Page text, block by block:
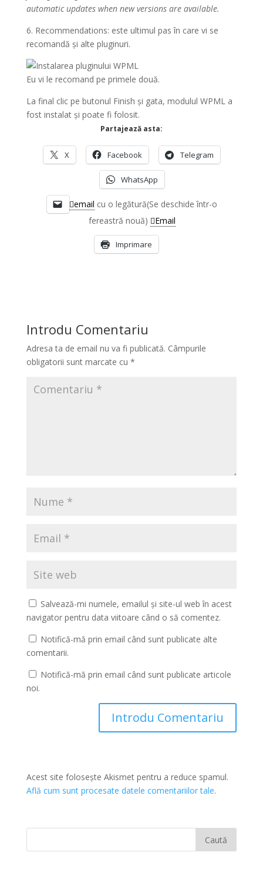
automatic updates when new versions are available.
6. Recommendations: este ultimul pas în care vi se
recomandă și alte pluginuri.
Eu vi le recomand pe primele două.
La final clic pe butonul Finish și gata, modulul WPML a
fost instalat și poate fi folosit.
Partajează asta:
X Facebook Telegram
WhatsApp
email cu o legătură(Se deschide într-o
fereastră nouă)
Email
Imprimare
Introdu Comentariu
Adresa ta de email nu va fi publicată. Câmpurile
obligatorii sunt marcate cu *
Salvează-mi numele, emailul și site-ul web în acest
navigator pentru data viitoare când o să comentez.
Notifică-mă prin email când sunt publicate alte
comentarii.
Notifică-mă prin email când sunt publicate articole
noi.
Acest site folosește Akismet pentru a reduce spamul.
Află cum sunt procesate datele comentariilor tale.